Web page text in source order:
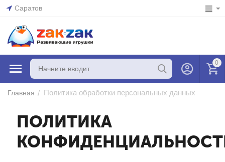
Саратов
0
Главная / Политика обработки персональных данных
ПОЛИТИКА